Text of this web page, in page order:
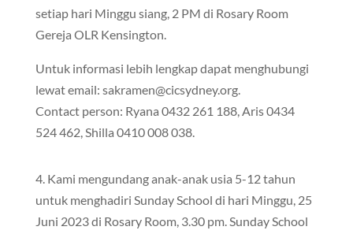
setiap hari Minggu siang, 2 PM di Rosary Room
Gereja OLR Kensington.
Untuk informasi lebih lengkap dapat menghubungi
lewat email: sakramen@cicsydney.org.
Contact person: Ryana 0432 261 188, Aris 0434
524 462, Shilla 0410 008 038.
4. Kami mengundang anak-anak usia 5-12 tahun
untuk menghadiri Sunday School di hari Minggu, 25
Juni 2023 di Rosary Room, 3.30 pm. Sunday School